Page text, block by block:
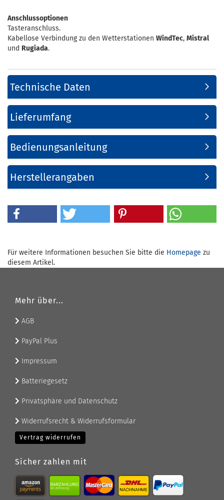
Anschlussoptionen
Tasteranschluss.
Kabellose Verbindung zu den Wetterstationen WindTec, Mistral
und Rugiada.
Technische Daten
Lieferumfang
Bedienungsanleitung
Herstellerangaben
Für weitere Informationen besuchen Sie bitte die Homepage zu
diesem Artikel.
Mehr über...
AGB
PayPal Plus
Impressum
Batteriegesetz
Privatsphäre und Datenschutz
Widerrufsrecht & Widerrufsformular
Vertrag widerrufen
Sicher zahlen mit